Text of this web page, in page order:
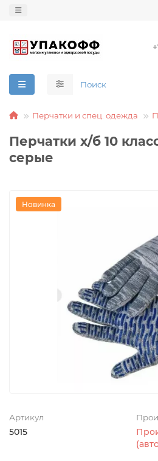
Перчатки и спец. одежда
Перчатки х/б 10
серые
Новинка
Артикул
5015